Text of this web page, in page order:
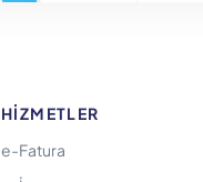
HIZMETLER
e-Fatura